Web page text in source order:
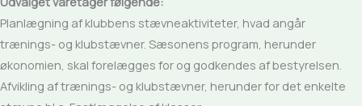
Planlægning af klubbens stævneaktiviteter, hvad angår
trænings- og klubstævner. Sæsonens program, herunder
økonomien, skal forelægges for og godkendes af bestyrelsen.
Afvikling af trænings- og klubstævner, herunder for det enkelte